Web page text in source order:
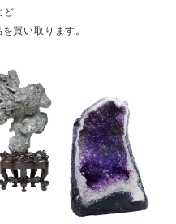
ど
買い取ります。